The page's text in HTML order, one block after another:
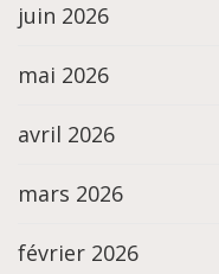
juin 2026
mai 2026
avril 2026
mars 2026
février 2026